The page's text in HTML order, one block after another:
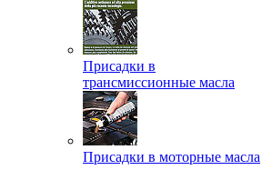
Присадки в
трансмиссионные масла
Присадки в моторные масла